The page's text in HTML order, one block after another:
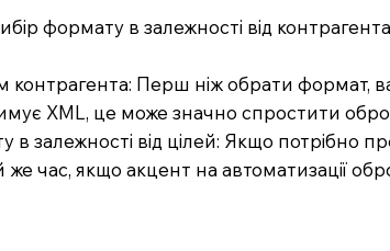
формату в залежності від контрагента
контрагента: Перш ніж обрати формат,
XML, це може значно спростити
в залежності від цілей: Якщо потрібно
час, якщо акцент на автоматизації